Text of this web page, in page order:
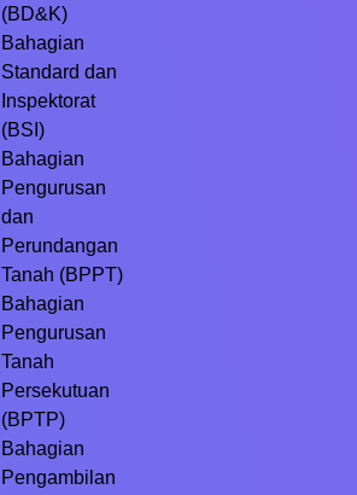
(BD&K)
Bahagian
Standard dan
Inspektorat
(BSI)
Bahagian
Pengurusan
dan
Perundangan
Tanah (BPPT)
Bahagian
Pengurusan
Tanah
Persekutuan
(BPTP)
Bahagian
Pengambilan